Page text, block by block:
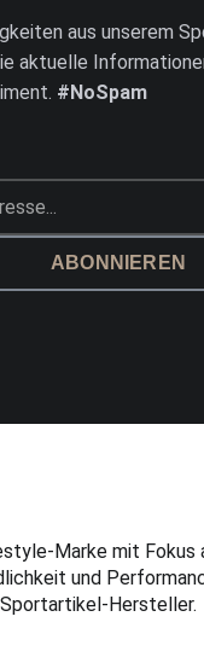
aus unserem
aktuelle
#NoSpam
ABONNIEREN
Marke mit Fokus
und
Hersteller.